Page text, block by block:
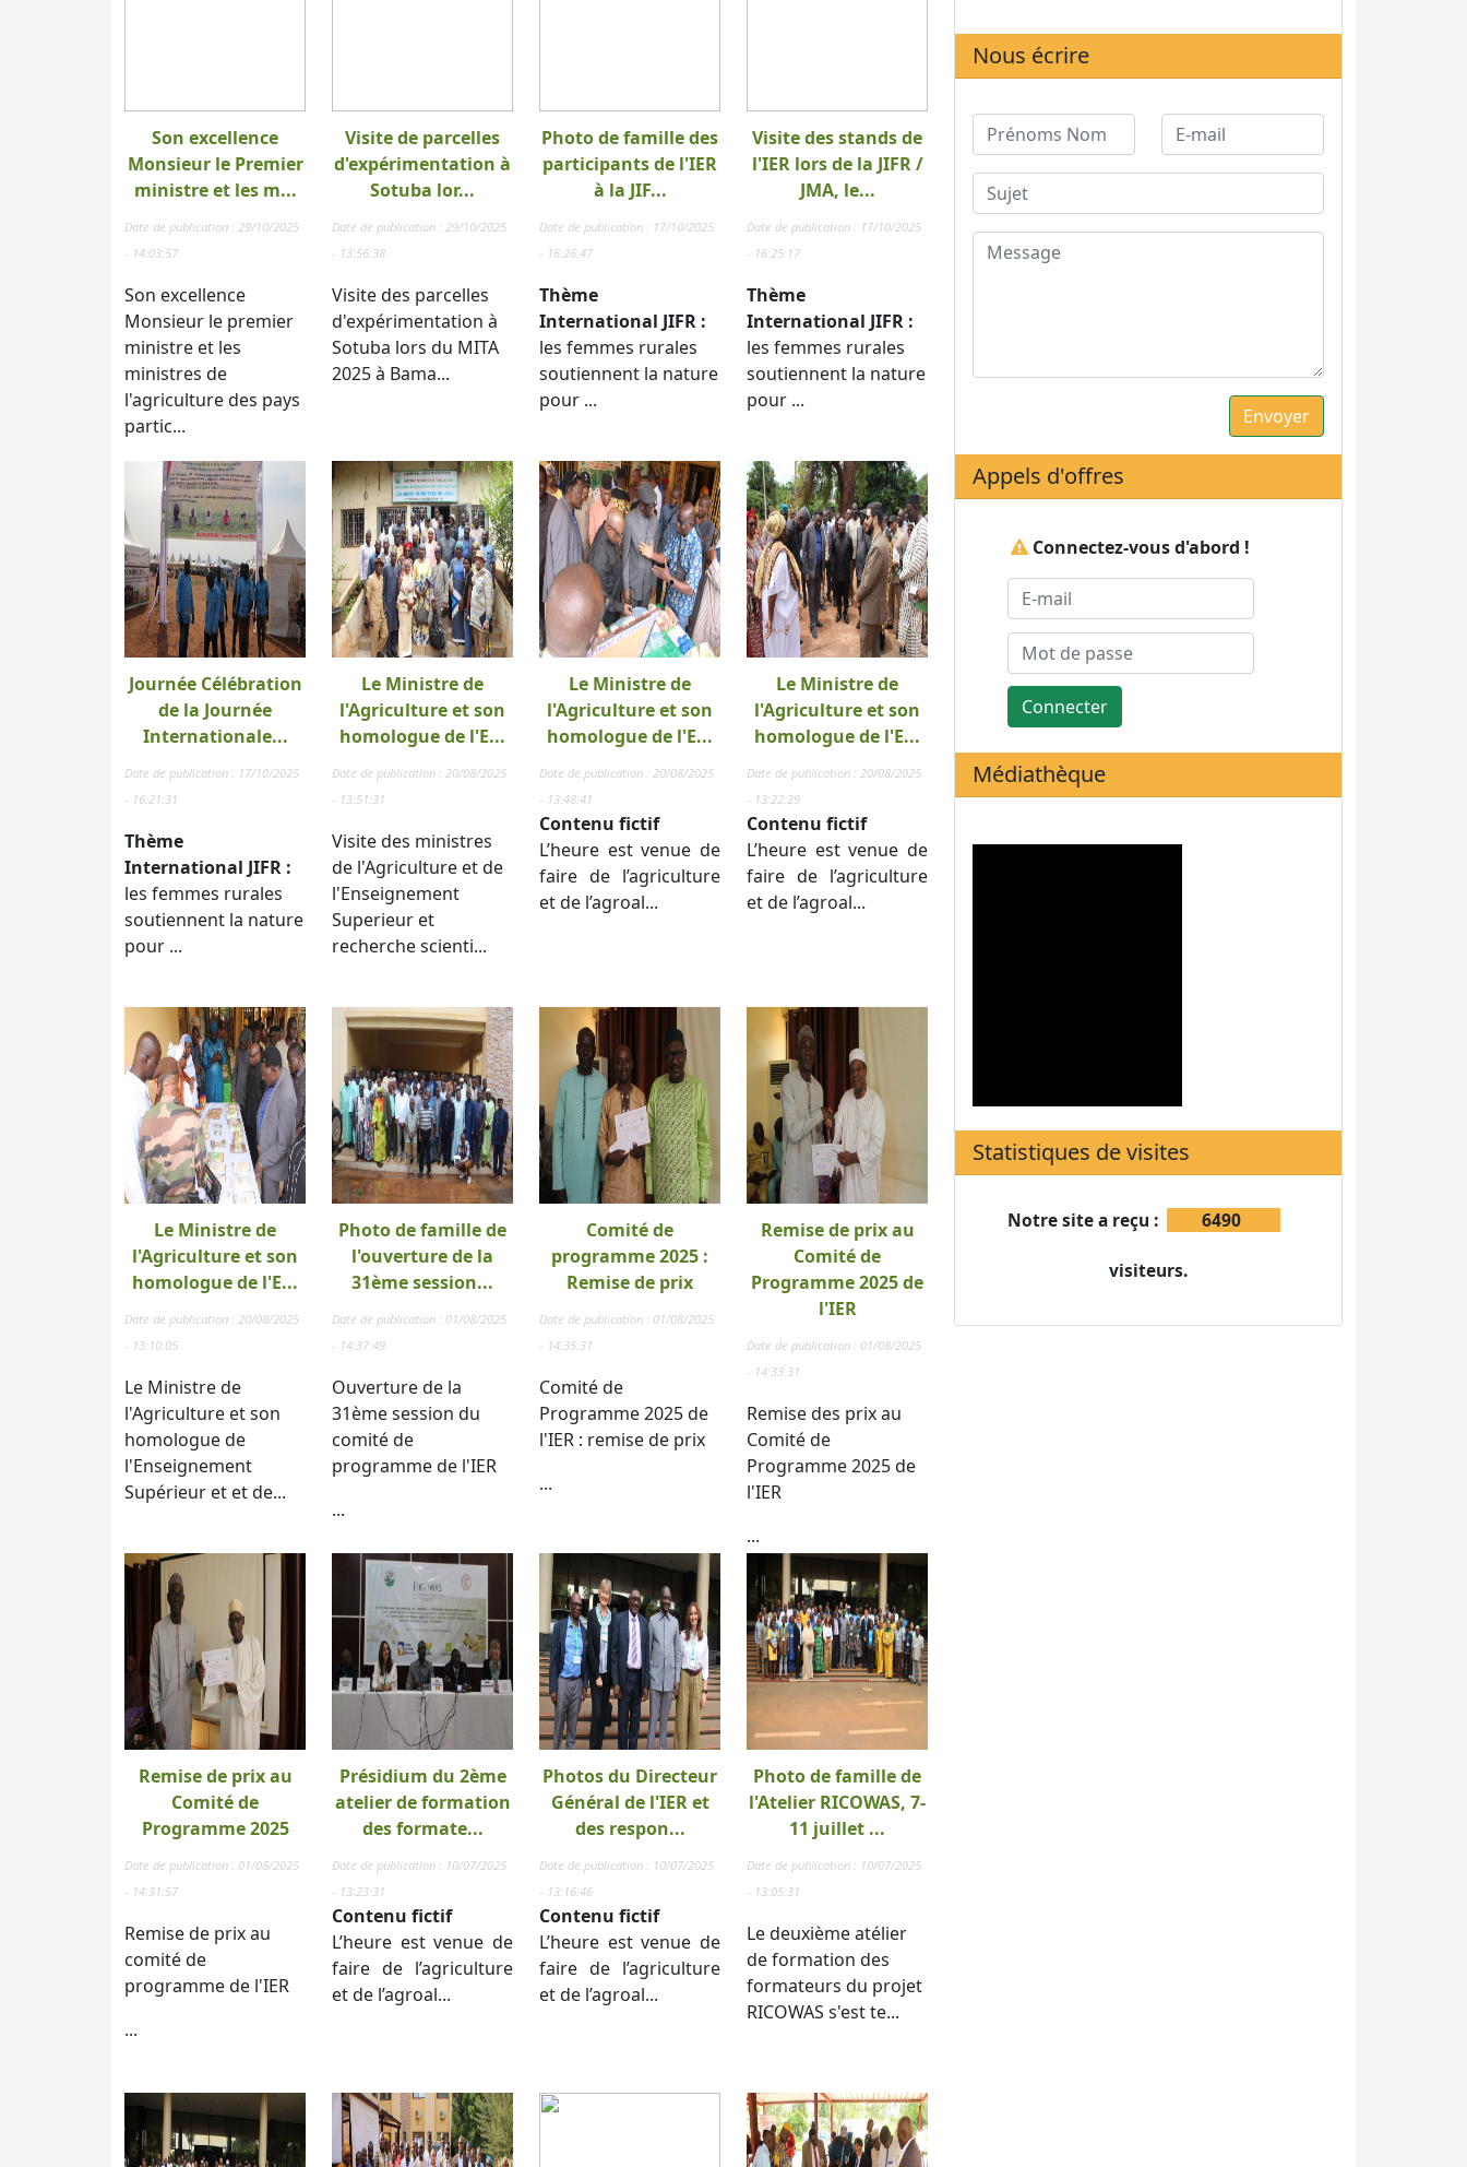
Son excellence
Monsieur le Premier
ministre et les m...
Date de publication : 29/10/2025
- 14:03:57
Son excellence
Monsieur le premier
ministre et les
ministres de
l'agriculture des pays
partic...
Visite de parcelles
d'expérimentation à
Sotuba lor...
Date de publication : 29/10/2025
- 13:56:38
Visite des parcelles
d'expérimentation à
Sotuba lors du MITA
2025 à Bama...
Photo de famille des
participants de l'IER
à la JIF...
Date de publication : 17/10/2025
- 16:26:47
Thème
International JIFR :
les femmes rurales
soutiennent la nature
pour ...
Visite des stands de
l'IER lors de la JIFR /
JMA, le...
Date de publication : 17/10/2025
- 16:25:17
Thème
International JIFR :
les femmes rurales
soutiennent la nature
pour ...
Journée Célébration
de la Journée
Internationale...
Date de publication : 17/10/2025
- 16:21:31
Thème
International JIFR :
les femmes rurales
soutiennent la nature
pour ...
Le Ministre de
l'Agriculture et son
homologue de l'E...
Date de publication : 20/08/2025
- 13:51:31
Visite des ministres
de l'Agriculture et de
l'Enseignement
Superieur et
recherche scienti...
Le Ministre de
l'Agriculture et son
homologue de l'E...
Date de publication : 20/08/2025
- 13:48:41
Contenu fictif
L’heure est venue de
faire de l’agriculture
et de l’agroal...
Le Ministre de
l'Agriculture et son
homologue de l'E...
Date de publication : 20/08/2025
- 13:22:29
Contenu fictif
L’heure est venue de
faire de l’agriculture
et de l’agroal...
Le Ministre de
l'Agriculture et son
homologue de l'E...
Date de publication : 20/08/2025
- 13:10:05
Le Ministre de
l'Agriculture et son
homologue de
l'Enseignement
Supérieur et et de...
Photo de famille de
l'ouverture de la
31ème session...
Date de publication : 01/08/2025
- 14:37:49
Ouverture de la
31ème session du
comité de
programme de l'IER
...
Comité de
programme 2025 :
Remise de prix
Date de publication : 01/08/2025
- 14:35:31
Comité de
Programme 2025 de
l'IER : remise de prix
...
Remise de prix au
Comité de
Programme 2025 de
l'IER
Date de publication : 01/08/2025
- 14:33:31
Remise des prix au
Comité de
Programme 2025 de
l'IER
...
Remise de prix au
Comité de
Programme 2025
Date de publication : 01/08/2025
- 14:31:57
Remise de prix au
comité de
programme de l'IER
...
Présidium du 2ème
atelier de formation
des formate...
Date de publication : 10/07/2025
- 13:23:31
Contenu fictif
L’heure est venue de
faire de l’agriculture
et de l’agroal...
Photos du Directeur
Général de l'IER et
des respon...
Date de publication : 10/07/2025
- 13:16:46
Contenu fictif
L’heure est venue de
faire de l’agriculture
et de l’agroal...
Photo de famille de
l'Atelier RICOWAS, 7-
11 juillet ...
Date de publication : 10/07/2025
- 13:05:31
Le deuxième atélier
de formation des
formateurs du projet
RICOWAS s'est te...
Nous écrire
Appels d'offres
Connectez-vous d'abord !
Connecter
Médiathèque